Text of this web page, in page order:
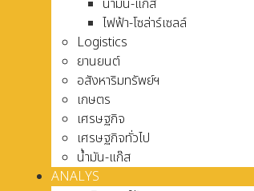
น้ำมัน-แก๊ส
ไฟฟ้า-โซล่าร์เซลล์
Logistics
ยานยนต์
อสังหาริมทรัพย์ฯ
เกษตร
เศรษฐกิจ
เศรษฐกิจทั่วไป
น้ำมัน-แก๊ส
ANALYS